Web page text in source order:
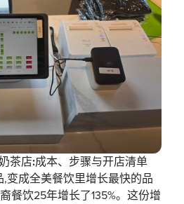
茶店:成本、步骤与开店清单
变成全美餐饮里增长最快的品
餐饮25年增长了135%。这份增